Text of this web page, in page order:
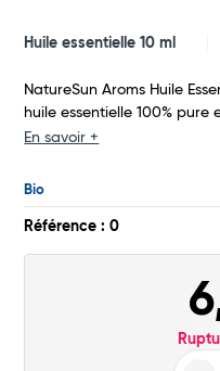
Total
Huile essentielle 10 ml
NatureSun Aroms Huile
huile essentielle 100% pure
En savoir +
Bio
Référence : 0